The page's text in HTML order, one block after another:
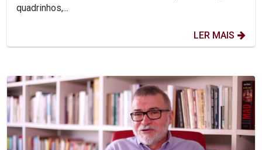
quadrinhos,...
LER MAIS